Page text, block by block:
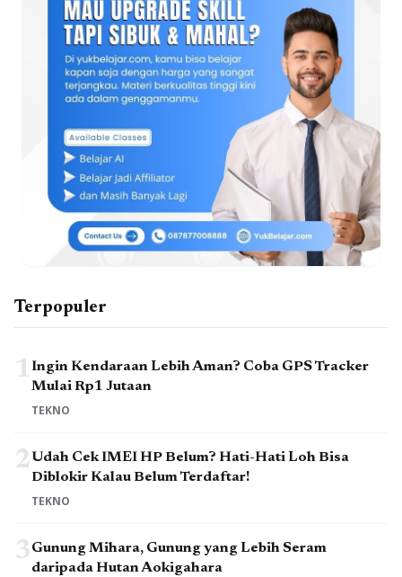
Terpopuler
1Ingin Kendaraan Lebih Aman? Coba GPS Tracker
Mulai Rp1 Jutaan
TEKNO
2Udah Cek IMEI HP Belum? Hati-Hati Loh Bisa
Diblokir Kalau Belum Terdaftar!
TEKNO
3Gunung Mihara, Gunung yang Lebih Seram
daripada Hutan Aokigahara